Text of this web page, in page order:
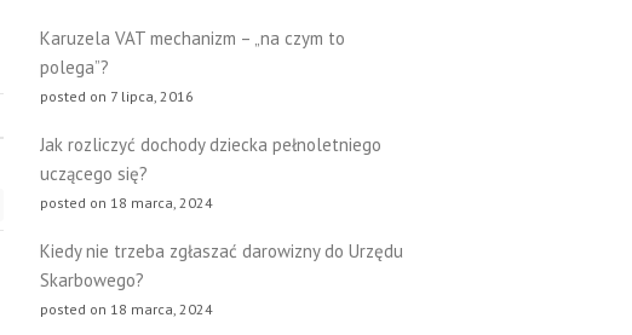
Karuzela VAT mechanizm – „na czym to
polega”?
posted on 7 lipca, 2016
Jak rozliczyć dochody dziecka pełnoletniego
uczącego się?
posted on 18 marca, 2024
Kiedy nie trzeba zgłaszać darowizny do Urzędu
Skarbowego?
posted on 18 marca, 2024